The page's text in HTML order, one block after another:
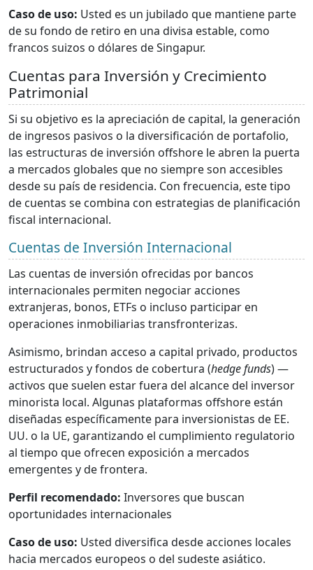
Caso de uso: Usted es un jubilado que mantiene parte
de su fondo de retiro en una divisa estable, como
francos suizos o dólares de Singapur.
Cuentas para Inversión y Crecimiento
Patrimonial
Si su objetivo es la apreciación de capital, la generación
de ingresos pasivos o la diversificación de portafolio,
las estructuras de inversión offshore le abren la puerta
a mercados globales que no siempre son accesibles
desde su país de residencia. Con frecuencia, este tipo
de cuentas se combina con estrategias de planificación
fiscal internacional.
Cuentas de Inversión Internacional
Las cuentas de inversión ofrecidas por bancos
internacionales permiten negociar acciones
extranjeras, bonos, ETFs o incluso participar en
operaciones inmobiliarias transfronterizas.
Asimismo, brindan acceso a capital privado, productos
estructurados y fondos de cobertura (hedge funds) —
activos que suelen estar fuera del alcance del inversor
minorista local. Algunas plataformas offshore están
diseñadas específicamente para inversionistas de EE.
UU. o la UE, garantizando el cumplimiento regulatorio
al tiempo que ofrecen exposición a mercados
emergentes y de frontera.
Perfil recomendado: Inversores que buscan
oportunidades internacionales
Caso de uso: Usted diversifica desde acciones locales
hacia mercados europeos o del sudeste asiático.